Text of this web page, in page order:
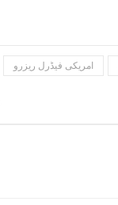
امریکی فیڈرل ریزرو